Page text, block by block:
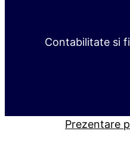
Contabilitate si
Prezentare